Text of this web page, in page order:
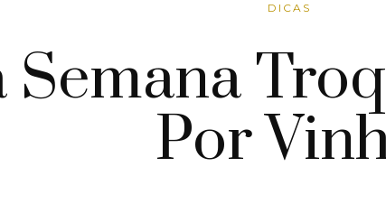
DICAS
Por